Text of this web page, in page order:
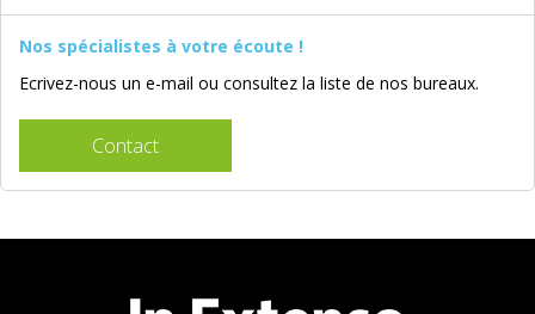
Nos spécialistes à votre écoute !
Ecrivez-nous un e-mail ou consultez la liste de nos bureaux.
Contact